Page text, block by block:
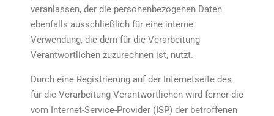
veranlassen, der die personenbezogenen Daten
ebenfalls ausschließlich für eine interne
Verwendung, die dem für die Verarbeitung
Verantwortlichen zuzurechnen ist, nutzt.
Durch eine Registrierung auf der Internetseite des
für die Verarbeitung Verantwortlichen wird ferner die
vom Internet-Service-Provider (ISP) der betroffenen